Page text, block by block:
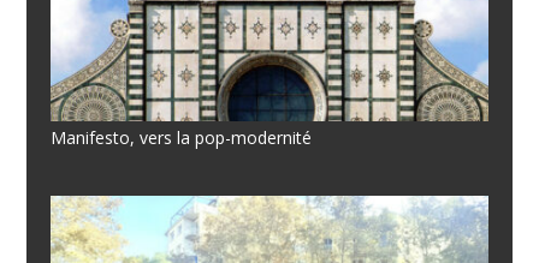
Manifesto, vers la pop-modernité